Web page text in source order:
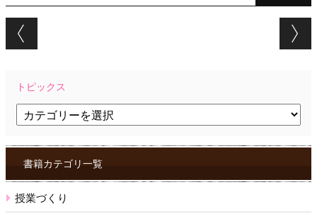
Post navigation
トピックス
ク
ス書籍カテゴリ一覧
授業づくり